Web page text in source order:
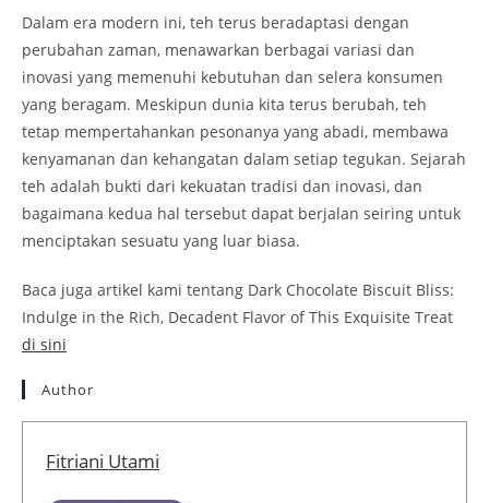
Dalam era modern ini, teh terus beradaptasi dengan
perubahan zaman, menawarkan berbagai variasi dan
inovasi yang memenuhi kebutuhan dan selera konsumen
yang beragam. Meskipun dunia kita terus berubah, teh
tetap mempertahankan pesonanya yang abadi, membawa
kenyamanan dan kehangatan dalam setiap tegukan. Sejarah
teh adalah bukti dari kekuatan tradisi dan inovasi, dan
bagaimana kedua hal tersebut dapat berjalan seiring untuk
menciptakan sesuatu yang luar biasa.
Baca juga artikel kami tentang Dark Chocolate Biscuit Bliss:
Indulge in the Rich, Decadent Flavor of This Exquisite Treat
di sini
Author
Fitriani Utami